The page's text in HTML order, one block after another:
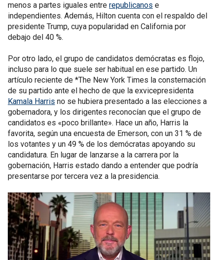
menos a partes iguales entre republicanos e
independientes. Además, Hilton cuenta con el respaldo del
presidente Trump, cuya popularidad en California por
debajo del 40 %.
Por otro lado, el grupo de candidatos demócratas es flojo,
incluso para lo que suele ser habitual en ese partido. Un
artículo reciente de *The New York Times la consternación
de su partido ante el hecho de que la exvicepresidenta
Kamala Harris no se hubiera presentado a las elecciones a
gobernadora, y los dirigentes reconocían que el grupo de
candidatos es «poco brillante». Hace un año, Harris la
favorita, según una encuesta de Emerson, con un 31 % de
los votantes y un 49 % de los demócratas apoyando su
candidatura. En lugar de lanzarse a la carrera por la
gobernación, Harris estado dando a entender que podría
presentarse por tercera vez a la presidencia.